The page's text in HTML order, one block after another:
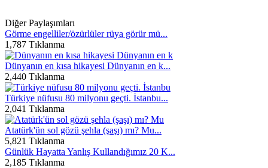
Diğer Paylaşımları
Görme engelliler/özürlüler rüya görür mü...
1,787 Tıklanma
Dünyanın en kısa hikayesi Dünyanın en k...
2,440 Tıklanma
Türkiye nüfusu 80 milyonu geçti. İstanbu...
2,041 Tıklanma
Atatürk'ün sol gözü şehla (şaşı) mı? Mu...
5,821 Tıklanma
Günlük Hayatta Yanlış Kullandığımız 20 K...
2,185 Tıklanma